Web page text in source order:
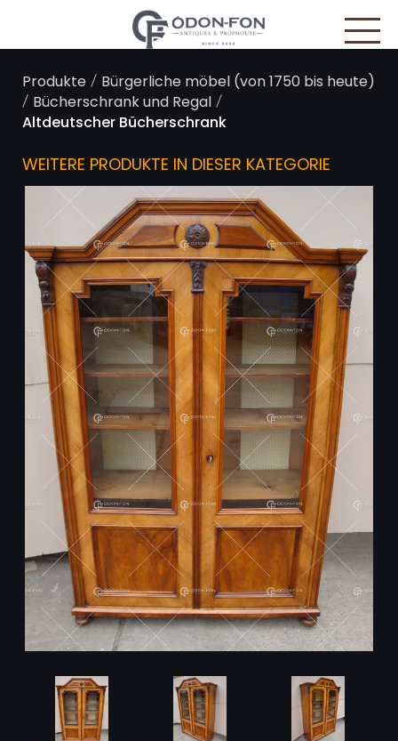
Produkte/ Bürgerliche möbel (von 1750 bis heute)
/ Bücherschrank und Regal/
Altdeutscher Bücherschrank
WEITERE PRODUKTE IN DIESER KATEGORIE